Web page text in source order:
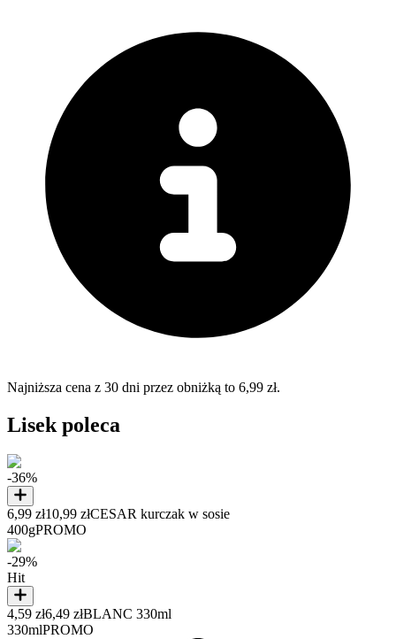
Najniższa cena z 30 dni przez obniżką to 6,99 zł.
Lisek poleca
-36%
6,99 zł10,99 złCESAR kurczak w sosie
400gPROMO
-29%
Hit
4,59 zł6,49 złBLANC 330ml
330mlPROMO